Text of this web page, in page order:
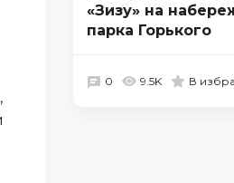
«Зизу» на
парка Горького
0 9.5K В